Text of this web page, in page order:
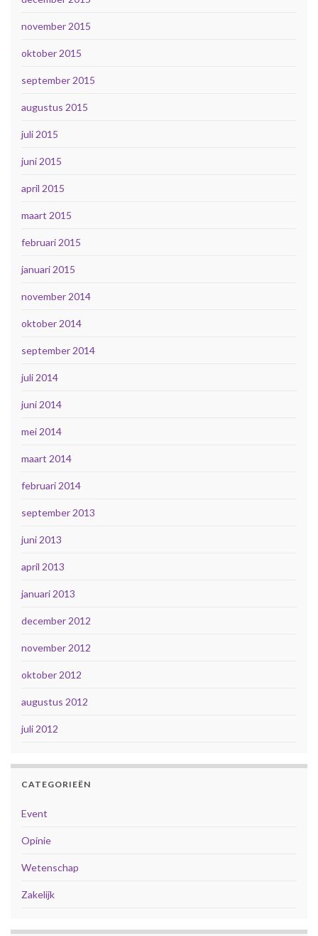
november 2015
oktober 2015
september 2015
augustus 2015
juli 2015
juni 2015
april 2015
maart 2015
februari 2015
januari 2015
november 2014
oktober 2014
september 2014
juli 2014
juni 2014
mei 2014
maart 2014
februari 2014
september 2013
juni 2013
april 2013
januari 2013
december 2012
november 2012
oktober 2012
augustus 2012
juli 2012
CATEGORIEËN
Event
Opinie
Wetenschap
Zakelijk